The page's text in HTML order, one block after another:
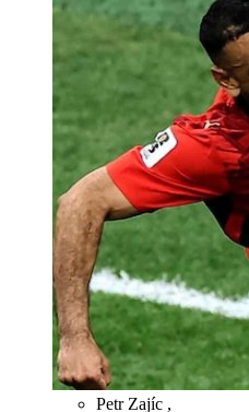
Petr Zajíc ,